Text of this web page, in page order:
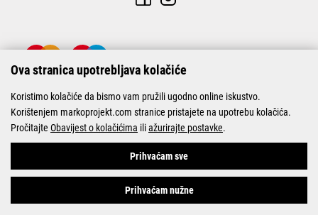
© Marko-Projekt 2026
Ova stranica upotrebljava kolačiće
Koristimo kolačiće da bismo vam pružili ugodno online iskustvo.
Korištenjem markoprojekt.com stranice pristajete na upotrebu kolačića.
Pročitajte Obavijest o kolačićima iliažurirajte postavke.
Prihvaćam sve
Prihvaćam nužne